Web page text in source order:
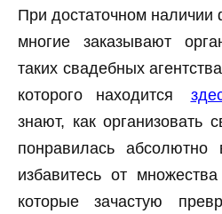
При достаточном наличии
многие заказывают
таких свадебных
которого находится
знают, как организовать
понравилась
избавитесь от
которые зачастую